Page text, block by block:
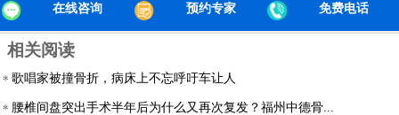
“较近听邻居说，福州中德骨科医院有专业的疼痛科，治疗疼
痛有各种办法，对肩周炎这种常见病，也有整套的治疗方案。
我就前来试一试。”卢先生说。
医院疼痛科于忠良主任接诊后，为卢先生详细检查，发现老人
的颈椎、颈椎体棘突间及椎旁都存在一定程度的压痛，左侧冈
在线咨询 预约专家 免费电话
相关阅读
歌唱家被撞骨折，病床上不忘呼吁车让人
腰椎间盘突出手术半年后为什么又再次复发？福州中德骨...